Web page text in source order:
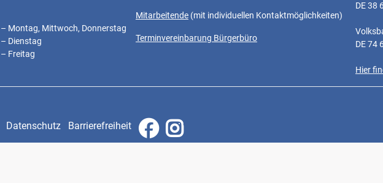
Montag, Mittwoch, Donnerstag
Dienstag
Freitag
Mitarbeitende (mit individuellen Kontaktmöglichkeiten)
Terminvereinbarung Bürgerbüro
DE 38
DE 74
Hier
Datenschutz Barrierefreiheit